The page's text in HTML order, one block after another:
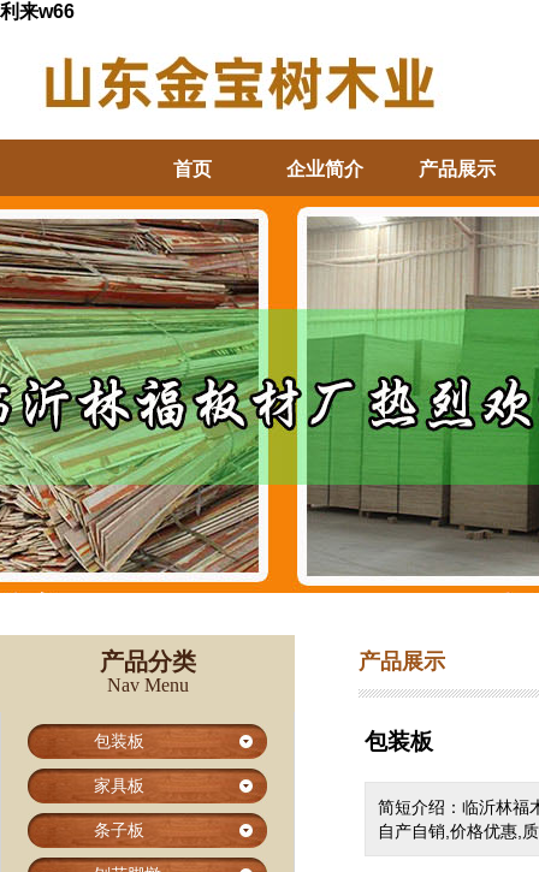
利来w66
首页 企业简介 产品展示
产品分类
Nav Menu
包装板
家具板
条子板
产品展示
包装板
简短介绍：临沂林福
自产自销,价格优惠,